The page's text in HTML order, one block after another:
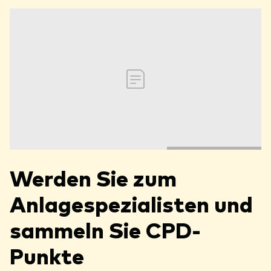
Werden Sie zum
Anlagespezialisten und
sammeln Sie CPD-
Punkte